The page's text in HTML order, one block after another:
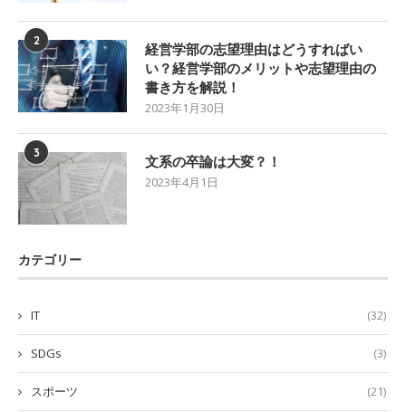
2
経営学部の志望理由はどうすればい
い？経営学部のメリットや志望理由の
書き方を解説！
2023年1月30日
3 文系の卒論は大変？！
2023年4月1日
カテゴリー
IT (32)
SDGs (3)
スポーツ (21)